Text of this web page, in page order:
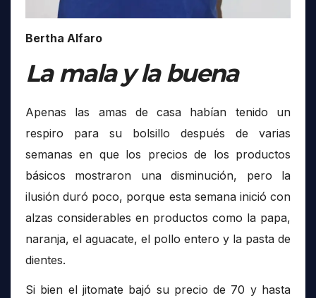
Bertha Alfaro
La mala y la buena
Apenas las amas de casa habían tenido un
respiro para su bolsillo después de varias
semanas en que los precios de los productos
básicos mostraron una disminución, pero la
ilusión duró poco, porque esta semana inició con
alzas considerables en productos como la papa,
naranja, el aguacate, el pollo entero y la pasta de
dientes.
Si bien el jitomate bajó su precio de 70 y hasta